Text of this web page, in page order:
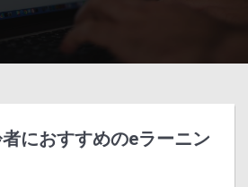
におすすめのeラーニン